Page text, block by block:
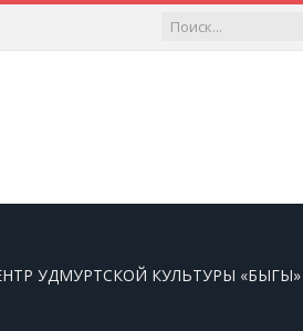
УДМУРТСКОЙ КУЛЬТУРЫ «БЫГЫ»